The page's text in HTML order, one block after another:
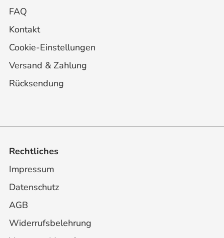
FAQ
Kontakt
Cookie-Einstellungen
Versand & Zahlung
Rücksendung
Rechtliches
Impressum
Datenschutz
AGB
Widerrufsbelehrung